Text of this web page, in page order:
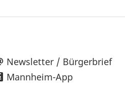
Newsletter / Bürgerbrief
Mannheim-App